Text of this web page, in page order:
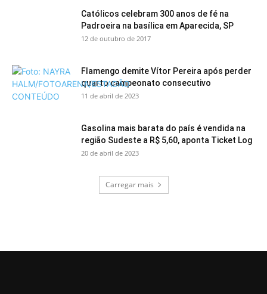
Católicos celebram 300 anos de fé na
Padroeira na basílica em Aparecida, SP
12 de outubro de 2017
Flamengo demite Vítor Pereira após perder
quarto campeonato consecutivo
11 de abril de 2023
Gasolina mais barata do país é vendida na
região Sudeste a R$ 5,60, aponta Ticket Log
20 de abril de 2023
Carregar mais